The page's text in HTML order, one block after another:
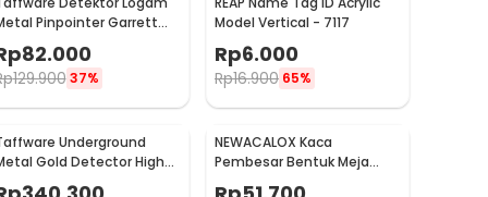
Pinpointer Garrett
Waterproof - 1166000
82.000
129.900 37%
Model Vertical - 7117
Rp6.000
Rp16.900 65%
Underground
Gold Detector High
Accuracy Waterproof - MD-
NEWACALOX Kaca
Pembesar Bentuk Meja